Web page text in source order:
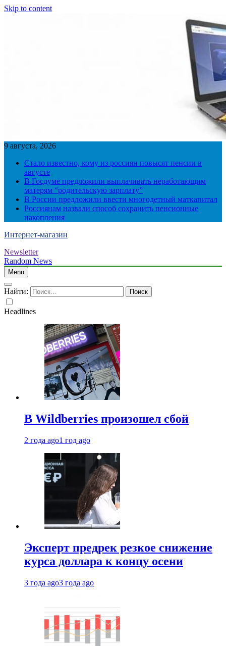
Skip to content
9 августа, 2026
Стало известно, кому из россиян повысят пенсии в
августе
В Госдуме предложили выплачивать неработающим
матерям “родительскую зарплату”
В России предложили ввести многодетный маткапитал
Россиянам назвали способ сохранить пенсионные
накопления
Интернет-магазин
Newsletter
Random News
Menu
Найти:
Headlines
В Wildberries произошел сбой
2 года ago1 год ago
Эксперт предрек резкое снижение
курса доллара к концу осени
3 года ago3 года ago